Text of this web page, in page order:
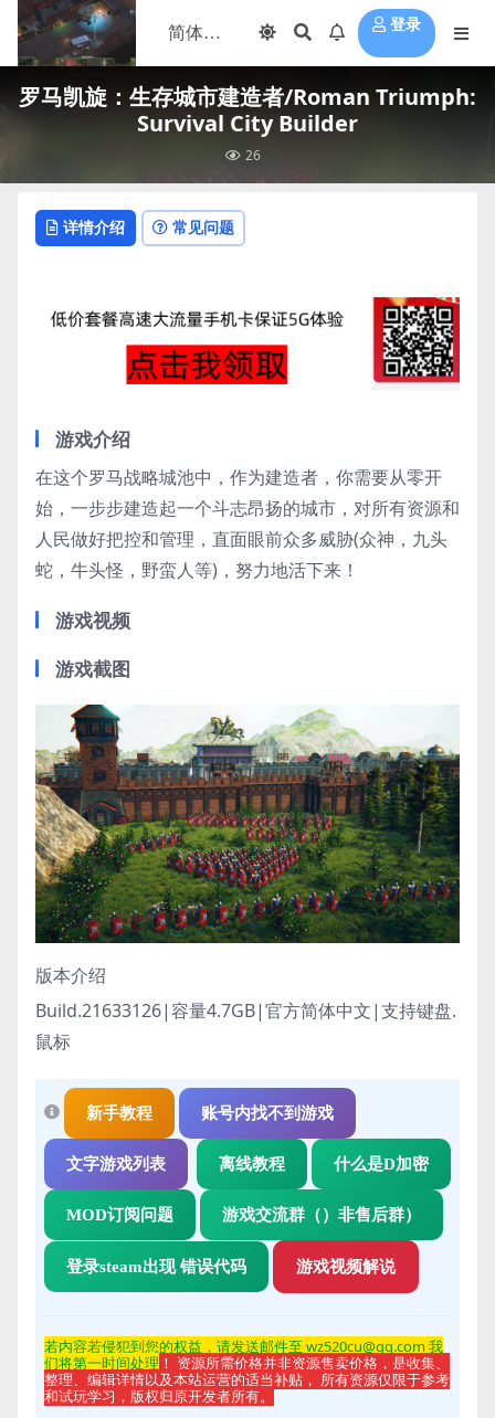
登录
罗马凯旋：生存城市建造者/Roman Triumph:
Survival City Builder
26
详情介绍 常见问题
游戏介绍
在这个罗马战略城池中，作为建造者，你需要从零开
始，一步步建造起一个斗志昂扬的城市，对所有资源和
人民做好把控和管理，直面眼前众多威胁(众神，九头
蛇，牛头怪，野蛮人等)，努力地活下来！
游戏视频
游戏截图
版本介绍
Build.21633126|容量4.7GB|官方简体中文|支持键盘.
鼠标
新手教程 账号内找不到游戏
文字游戏列表 离线教程 什么是D加密
MOD订阅问题 游戏交流群（）非售后群）
登录steam出现 错误代码 游戏视频解说
若内容若侵犯到您的权益，请发送邮件至 wz520cu@qq.com 我
们将第一时间处理 ！ 资源所需价格并非资源售卖价格，是收集、
整理、编辑详情以及本站运营的适当补贴， 所有资源仅限于参考
和试玩学习，版权归原开发者所有。